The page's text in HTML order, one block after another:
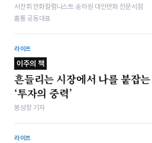
서찬휘 만화칼럼니스트·송하원 대안만화 전문서점
홈통 공동대표
라이프
이주의 책
흔들리는 시장에서 나를 붙잡는
‘투자의 중력’
봉성창 기자
라이프